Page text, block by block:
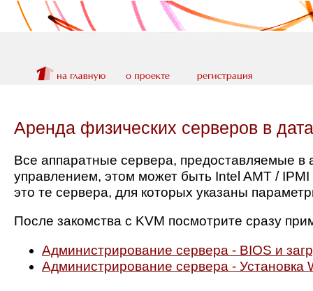
Аренда физических серверов в
Все аппаратные сервера, предоставляемые
управлением, этом может быть Intel AMT /
это те сервера, для которых указаны
После закомства с KVM посмотрите сразу
Администрирование сервера - BIOS и
Администрирование сервера - Установка